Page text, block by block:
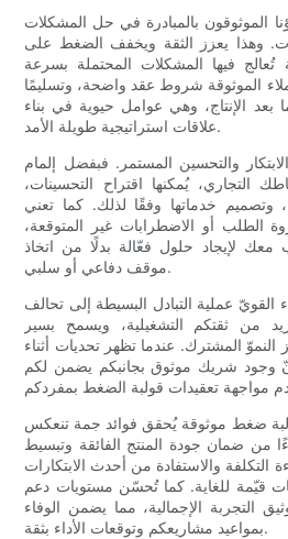
الموثوقون بالمبادرة في حل المشكلات
وهذا يعزز الثقة ويخفف الضغط على
تُعالج فيها المشكلات المحتملة بسرعة
الموثوقة شروط عقد واضحة، وتسليمًا
بعد الإنتاج، وهي عوامل حيوية في بناء
علاقات استراتيجية طويلة الأمد.
والتحسين المستمر. فبفضل إلمام
التجاري، يُمكنها اقتراح التحسينات،
وتصميم خدماتها وفقًا لذلك. كما تعني
الطلب أو الاضطرابات غير المتوقعة،
لإيجاد حلول فعّالة بدلًا من اتخاذ
موقف دفاعي أو سلبي.
عملية التبادل البسيطة إلى تحالف
من ثقتكم التشغيلية، ويسمح بسير
النموّ المشترك. عندما تظهر تحديات أثناء
فإنّ وجود شريك موثوق بجانبكم يضمن لكم
ضغط موثوقة يُحقق فوائد جمة تنعكس
من ضمان جودة المنتج الفائقة وتبسيط
التكلفة والاستفادة من أحدث الابتكارات
قيّمة للغاية. كما تُحسّن مستويات دعم
التجربة الإجمالية، مما يضمن الوفاء
بمواعيد مشاريعكم وتوقعات الأداء بثقة.